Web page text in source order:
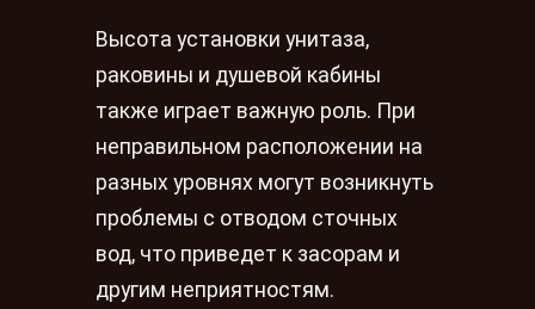
Высота установки унитаза,
раковины и душевой кабины
также играет важную роль. При
неправильном расположении на
разных уровнях могут возникнуть
проблемы с отводом сточных
вод, что приведет к засорам и
другим неприятностям.